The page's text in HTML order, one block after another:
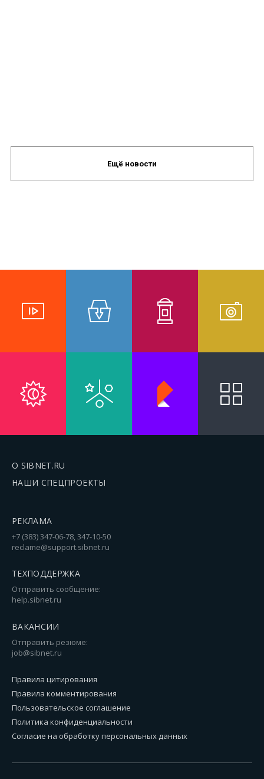
Ещё новости
О SIBNET.RU
НАШИ СПЕЦПРОЕКТЫ
РЕКЛАМА
+7 (383) 347-06-78, 347-10-50
reclame@support.sibnet.ru
ТЕХПОДДЕРЖКА
Отправить сообщение:
help.sibnet.ru
ВАКАНСИИ
Отправить резюме:
job@sibnet.ru
Правила цитирования
Правила комментирования
Пользовательское соглашение
Политика конфиденциальности
Согласие на обработку персональных данных